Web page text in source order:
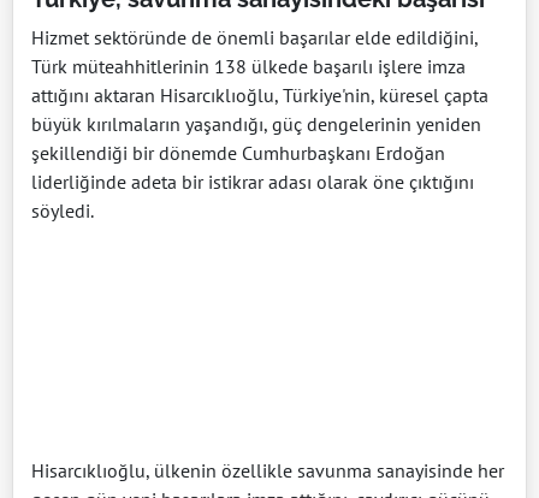
Hizmet sektöründe de önemli başarılar elde edildiğini,
Türk müteahhitlerinin 138 ülkede başarılı işlere imza
attığını aktaran Hisarcıklıoğlu, Türkiye'nin, küresel çapta
büyük kırılmaların yaşandığı, güç dengelerinin yeniden
şekillendiği bir dönemde Cumhurbaşkanı Erdoğan
liderliğinde adeta bir istikrar adası olarak öne çıktığını
söyledi.
Hisarcıklıoğlu, ülkenin özellikle savunma sanayisinde her